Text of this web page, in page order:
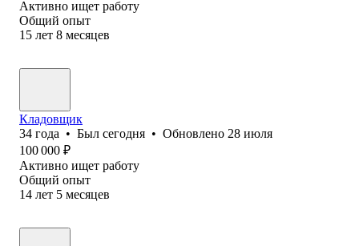
Активно ищет работу
Общий опыт
15 лет 8 месяцев
Кладовщик
34 года • Был сегодня • Обновлено 28 июля
100 000 ₽
Активно ищет работу
Общий опыт
14 лет 5 месяцев